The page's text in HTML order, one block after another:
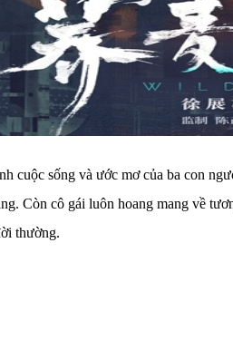
cuộc sống và ước mơ của ba con
Còn cô gái luôn hoang mang về
thường.